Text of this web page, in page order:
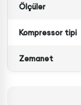
Ölçülər
Kompressor tipi
Zəmanət